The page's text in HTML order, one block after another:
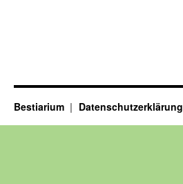
Bestiarium Datenschutzerklärung